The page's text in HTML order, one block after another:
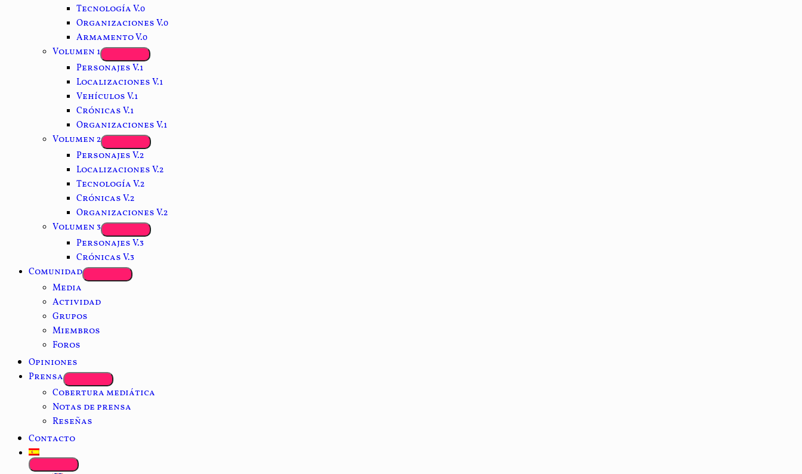
Tecnología V.0
Organizaciones V.0
Armamento V.0
Volumen 1
Personajes V.1
Localizaciones V.1
Vehículos V.1
Crónicas V.1
Organizaciones V.1
Volumen 2
Personajes V.2
Localizaciones V.2
Tecnología V.2
Crónicas V.2
Organizaciones V.2
Volumen 3
Personajes V.3
Crónicas V.3
Comunidad
Media
Actividad
Grupos
Miembros
Foros
Opiniones
Prensa
Cobertura mediática
Notas de prensa
Reseñas
Contacto